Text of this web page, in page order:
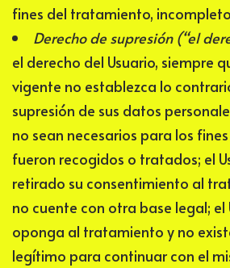
fines del tratamiento,
Derecho de supresión (“el
el derecho del Usuario, siempre
vigente no establezca lo
supresión de sus datos
no sean necesarios para los
fueron recogidos o tratados; el
retirado su consentimiento al
no cuente con otra base legal; el
oponga al tratamiento y no
legítimo para continuar con el